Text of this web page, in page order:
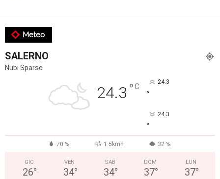
Meteo
SALERNO
Nubi Sparse
24.3 °C 24.3
°
24.3
°
70 % 1.5kmh 32 %
GIO
26°
VEN
34°
SAB
34°
DOM
37°
LUN
37°